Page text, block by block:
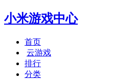
小米游戏中心
首页
云游戏
排行
分类